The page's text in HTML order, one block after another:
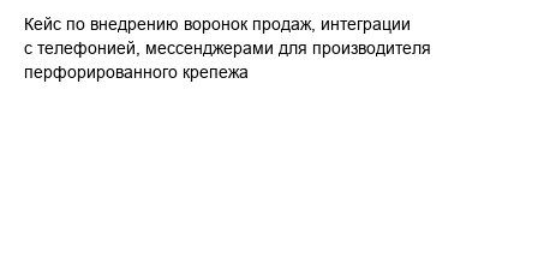
Кейс по внедрению воронок продаж, интеграции
с телефонией, мессенджерами для производителя
перфорированного крепежа